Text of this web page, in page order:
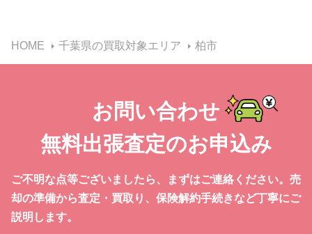
た！とても助かりました！
中村みゆき
この度は大変お世話になりあ
りがとうございました！スケジュールがものす
ごくタイトでしたが、年末の忙しい時期にも関
わらず、こちらの都合にあわせていただき、と
ても助かりました。問い合わせから査定、引き
取りの時まで親切丁寧、説明も分かりやすく、
安心してお願いすることができました。長い間
乗ってだいぶ古くなった車、でも私としては愛
着のある大事な車でしたので、社長さんのよう
HOME 千葉県の買取対象エリア 柏市
お問い合わせ
無料出張査定のお申込み
ご不明な点等ございましたら、まずはご連絡ください。売
却の準備から査定・買取り、保険解約手続きなど丁寧にご
説明します。